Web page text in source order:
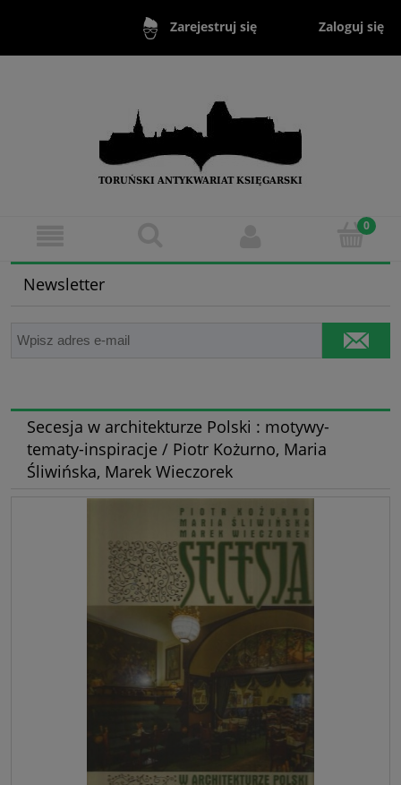
Zarejestruj się Zaloguj się
Newsletter
Secesja w architekturze Polski : motywy-
tematy-inspiracje / Piotr Kożurno, Maria
Śliwińska, Marek Wieczorek